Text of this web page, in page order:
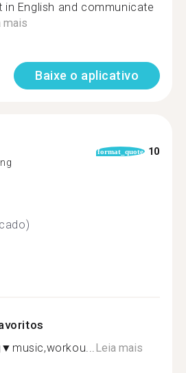
in English and communicate
mais
Baixe o aplicativo
format_quote 10
Leia mais